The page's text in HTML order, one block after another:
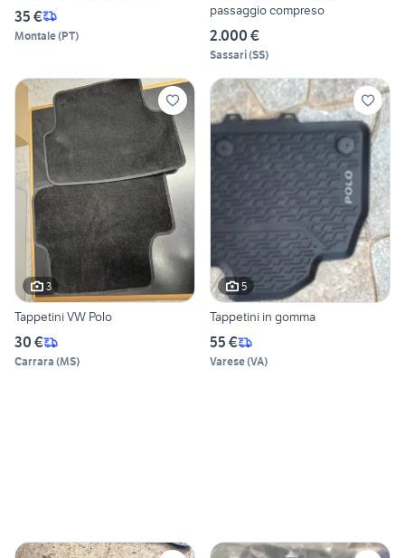
35 €
Montale(PT)
passaggio compreso
2.000 €
Sassari(SS)
3
Tappetini VW Polo
30 €
Carrara (MS)
5
Tappetini in gomma
55 €
Varese(VA)